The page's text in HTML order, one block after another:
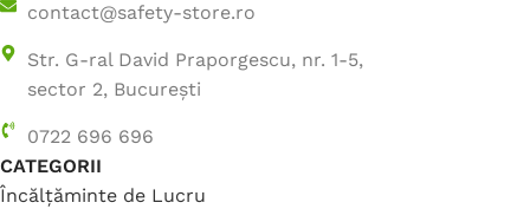
contact@safety-store.ro
Str. G-ral David Praporgescu, nr. 1-5,
sector 2, București
0722 696 696
CATEGORII
Încălțăminte de Lucru